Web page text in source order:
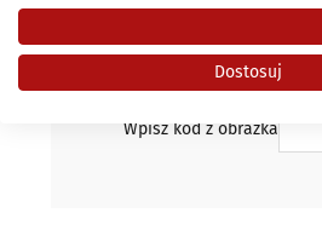
Wyrażam zgodę na
Wpisz kod z obrazka
Tworzenie profili w celu
Tworzenie profili w celu
Dostosuj